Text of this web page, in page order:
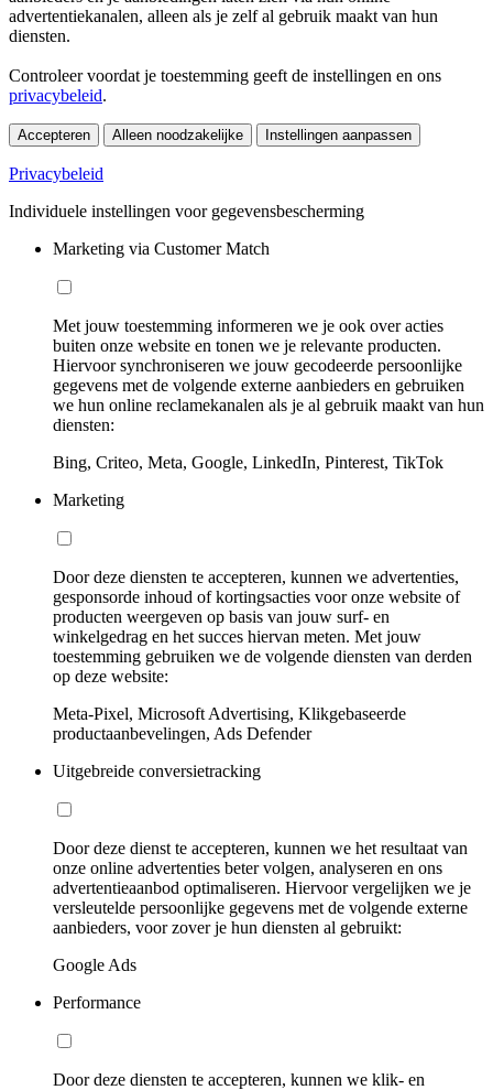
advertentiekanalen, alleen als je zelf al gebruik maakt van hun
diensten.
Controleer voordat je toestemming geeft de instellingen en ons
privacybeleid.
Accepteren Alleen noodzakelijke Instellingen aanpassen
Privacybeleid
Individuele instellingen voor gegevensbescherming
Marketing via Customer Match
Met jouw toestemming informeren we je ook over acties
buiten onze website en tonen we je relevante producten.
Hiervoor synchroniseren we jouw gecodeerde persoonlijke
gegevens met de volgende externe aanbieders en gebruiken
we hun online reclamekanalen als je al gebruik maakt van hun
diensten:
Bing, Criteo, Meta, Google, LinkedIn, Pinterest, TikTok
Marketing
Door deze diensten te accepteren, kunnen we advertenties,
gesponsorde inhoud of kortingsacties voor onze website of
producten weergeven op basis van jouw surf- en
winkelgedrag en het succes hiervan meten. Met jouw
toestemming gebruiken we de volgende diensten van derden
op deze website:
Meta-Pixel, Microsoft Advertising, Klikgebaseerde
productaanbevelingen, Ads Defender
Uitgebreide conversietracking
Door deze dienst te accepteren, kunnen we het resultaat van
onze online advertenties beter volgen, analyseren en ons
advertentieaanbod optimaliseren. Hiervoor vergelijken we je
versleutelde persoonlijke gegevens met de volgende externe
aanbieders, voor zover je hun diensten al gebruikt:
Google Ads
Performance
Door deze diensten te accepteren, kunnen we klik- en